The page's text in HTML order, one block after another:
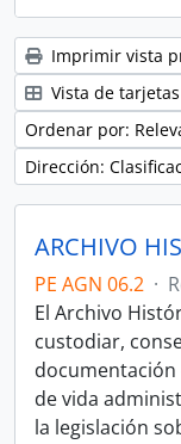
Imprimir vista
Vista de tarjetas
Ordenar por:
Dirección:
ARCHIVO
PE AGN 06.2 ·
El Archivo
custodiar,
de vida
la legislación